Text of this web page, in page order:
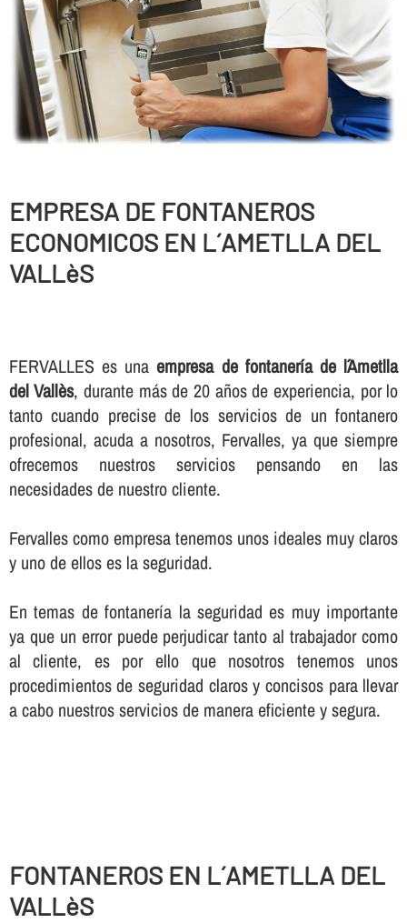
EMPRESA DE FONTANEROS
ECONOMICOS EN L´AMETLLA DEL
VALLèS
FERVALLES es unaempresa de fontanerí­a de l´Ametlla
del Vallès, durante más de 20 años de experiencia, por lo
tanto cuando precise de los servicios de un fontanero
profesional, acuda a nosotros, Fervalles, ya que siempre
ofrecemos nuestros servicios pensando en las
necesidades de nuestro cliente.
Fervalles como empresa tenemos unos ideales muy claros
y uno de ellos es la seguridad.
En temas de fontanerí­a la seguridad es muy importante
ya que un error puede perjudicar tanto al trabajador como
al cliente, es por ello que nosotros tenemos unos
procedimientos de seguridad claros y concisos para llevar
a cabo nuestros servicios de manera eficiente y segura.
FONTANEROS EN L´AMETLLA DEL
VALLèS